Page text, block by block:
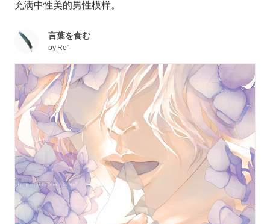
充满中性美的男性模样。
言葉を食む
by Re°